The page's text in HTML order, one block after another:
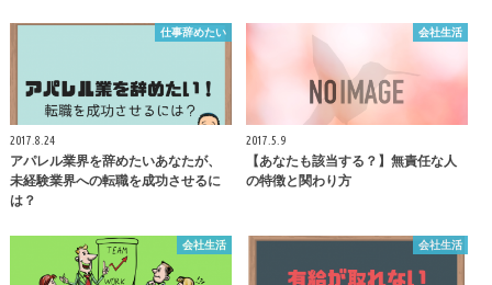
仕事辞めたい
2017.8.24
アパレル業界を辞めたいあなたが、
未経験業界への転職を成功させるに
は？
会社生活
2017.5.9
【あなたも該当する？】無責任な人
の特徴と関わり方
会社生活 会社生活